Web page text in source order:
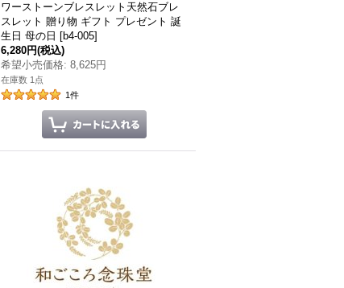
ワーストーンブレスレット天然石ブレ
スレット 贈り物 ギフト プレゼント 誕
生日 母の日 [b4-005]
6,280円(税込)
希望小売価格: 8,625円
在庫数 1点
1件